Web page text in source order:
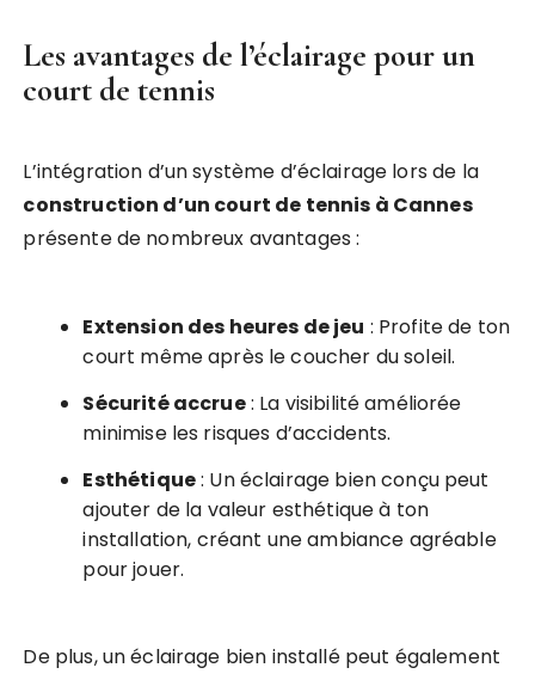
Les avantages de l’éclairage pour un
court de tennis
L’intégration d’un système d’éclairage lors de la
construction d’un court de tennis à Cannes
présente de nombreux avantages :
Extension des heures de jeu : Profite de ton
court même après le coucher du soleil.
Sécurité accrue: La visibilité améliorée
minimise les risques d’accidents.
Esthétique: Un éclairage bien conçu peut
ajouter de la valeur esthétique à ton
installation, créant une ambiance agréable
pour jouer.
De plus, un éclairage bien installé peut également